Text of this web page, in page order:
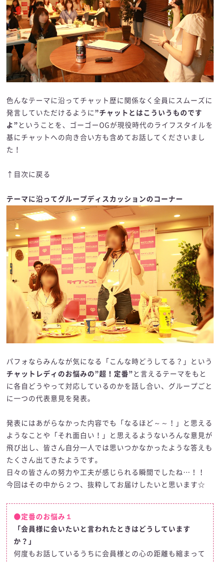
色んなテーマに沿ってチャット歴に関係なく全員にスムーズに
発言していただけるように ”チャットとはこういうものです
よ” ということを、ゴーゴーOGが現役時代のライフスタイルを
基にチャットへの向き合い方も含めてお話してくださいまし
た！
↑目次に戻る
テーマに沿ってグループディスカッションのコーナー
パフォならみんなが気になる「こんな時どうしてる？」という
チャットレディのお悩みの”超！定番” と言えるテーマをもと
に各自どうやって対応しているのかを話し合い、グループごと
に一つの代表意見を発表。
発表にはあがらなかった内容でも「なるほど～～！」と思える
ようなことや「それ面白い！」と思えるようないろんな意見が
飛び出し、皆さん自分一人では思いつかなかったような答えも
たくさん出てきたようです。
日々の皆さんの努力や工夫が感じられる瞬間でしたね…！！
今回はその中から２つ、抜粋してお届けしたいと思います☆
●定番のお悩み１
「会員様に会いたいと言われたときはどうしています
か？」
何度もお話しているうちに会員様との心の距離も縮まって